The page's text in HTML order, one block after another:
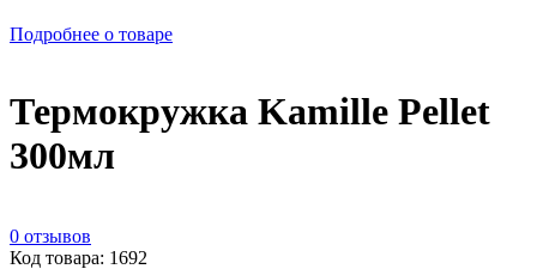
Подробнее о товаре
Термокружка Kamille Pellet
300мл
0 отзывов
Код товара: 1692